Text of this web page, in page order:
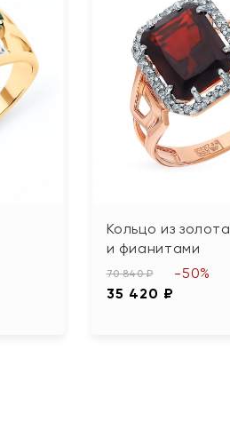
Кольцо из
и фианитами
70 840 ₽
35 420 ₽
-50%